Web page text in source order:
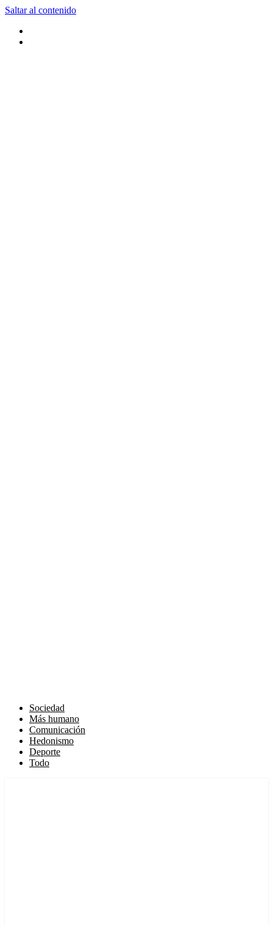
Saltar al contenido
Sociedad
Más humano
Comunicación
Hedonismo
Deporte
Todo